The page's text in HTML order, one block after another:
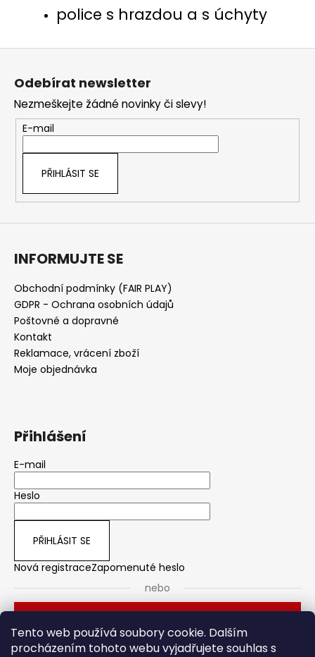
Tento web používá soubory cookie. Dalším
procházením tohoto webu vyjadřujete souhlas s
police s hrazdou a s úchyty
Z
Odebírat newsletter
Nezmeškejte žádné novinky či slevy!
E-mail
PŘIHLÁSIT SE
INFORMUJTE SE
Obchodní podmínky (FAIR PLAY)
GDPR - Ochrana osobních údajů
Poštovné a dopravné
Kontakt
Reklamace, vrácení zboží
Moje objednávka
Přihlášení
E-mail
Heslo
PŘIHLÁSIT SE
Nová registraceZapomenuté heslo
nebo